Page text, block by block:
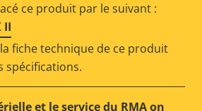
ce produit par le suivant :
II
fiche technique de ce produit
spécifications.
et le service du RMA on